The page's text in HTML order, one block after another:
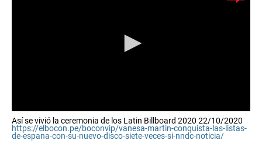
s
e
Así se vivió la ceremonia de los Latin Billboard 2020 22/10/2020
https://elbocon.pe/boconvip/vanesa-martin-conquista-las-listas-
de-espana-con-su-nuevo-disco-siete-veces-si-nndc-noticia/